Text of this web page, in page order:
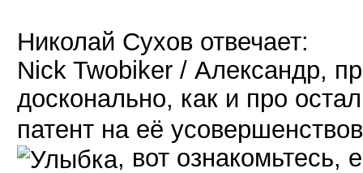
Николай Сухов отвечает:
Nick Twobiker / Александр,
досконально, как и про
патент на её
, вот ознакомьтесь,